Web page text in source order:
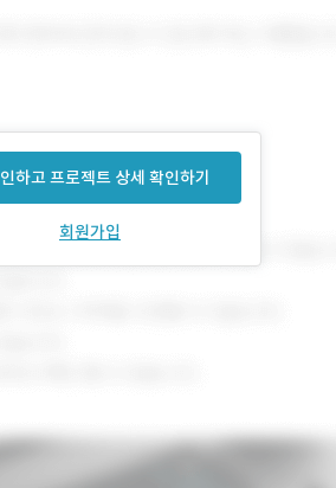
하고 프로젝트 상세 확인하기
회원가입